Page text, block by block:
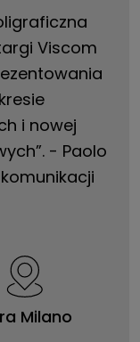
Viscom
i nowej
- Paolo
Milano